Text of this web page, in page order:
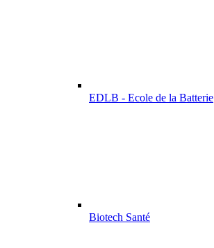
EDLB - Ecole de la Batterie
Biotech Santé